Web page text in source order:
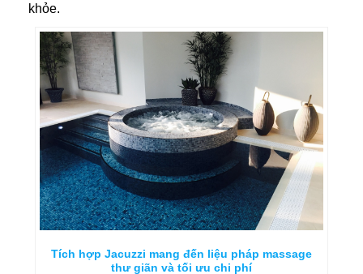
khỏe.
Tích hợp Jacuzzi mang đến liệu pháp massage
thư giãn và tối ưu chi phí